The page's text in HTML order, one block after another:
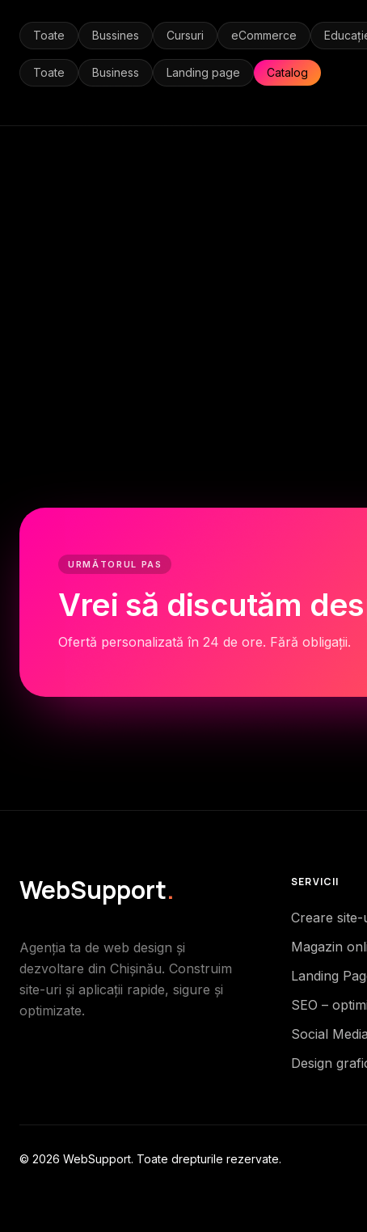
Toate Bussines Cursuri eCommerce
Toate Business Landing page Catalog
URMĂTORUL PAS
Vrei să discutăm
Ofertă personalizată în 24 de ore. Fără obligații.
WebSupport.
Agenția ta de web design și
dezvoltare din Chișinău. Construim
site-uri și aplicații rapide, sigure și
optimizate.
SERVICII
Creare
Magazin
Landing
SEO –
Social
Design
© 2026 WebSupport. Toate drepturile rezervate.